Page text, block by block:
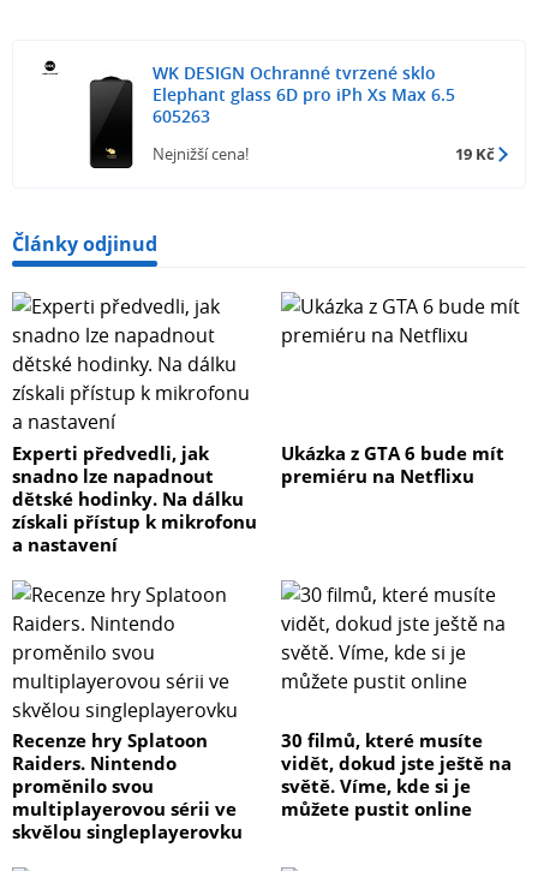
WK DESIGN Ochranné tvrzené sklo
Elephant glass 6D pro iPh Xs Max 6.5
605263
Nejnižší cena! 19 Kč
Články odjinud
Experti předvedli, jak
snadno lze napadnout
dětské hodinky. Na dálku
získali přístup k mikrofonu
a nastavení
Ukázka z GTA 6 bude mít
premiéru na Netflixu
Recenze hry Splatoon
Raiders. Nintendo
proměnilo svou
multiplayerovou sérii ve
skvělou singleplayerovku
30 filmů, které musíte
vidět, dokud jste ještě na
světě. Víme, kde si je
můžete pustit online